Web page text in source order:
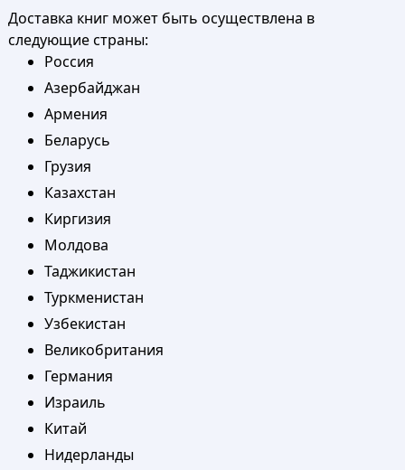
Доставка книг может быть осуществлена в
следующие страны:
Россия
Азербайджан
Армения
Беларусь
Грузия
Казахстан
Киргизия
Молдова
Таджикистан
Туркменистан
Узбекистан
Великобритания
Германия
Израиль
Китай
Нидерланды